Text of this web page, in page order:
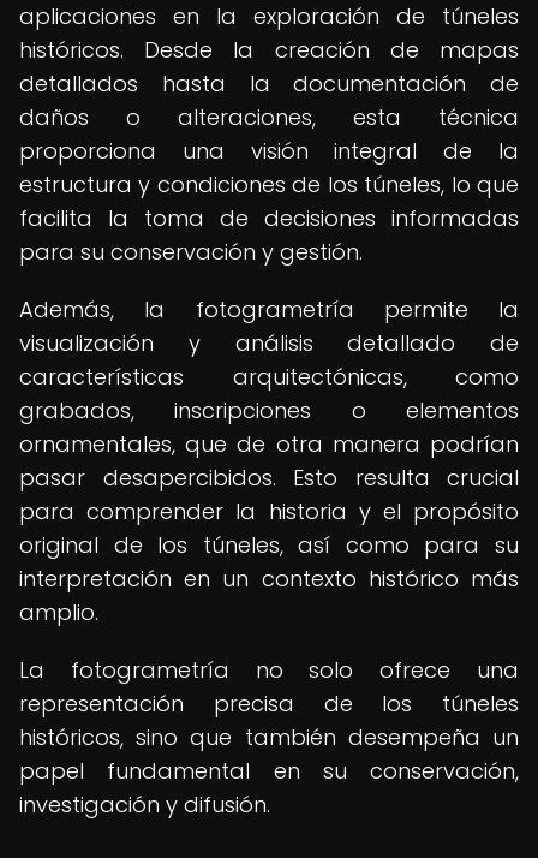
aplicaciones en la exploración de túneles
históricos. Desde la creación de mapas
detallados hasta la documentación de
daños o alteraciones, esta técnica
proporciona una visión integral de la
estructura y condiciones de los túneles, lo que
facilita la toma de decisiones informadas
para su conservación y gestión.
Además, la fotogrametría permite la
visualización y análisis detallado de
características arquitectónicas, como
grabados, inscripciones o elementos
ornamentales, que de otra manera podrían
pasar desapercibidos. Esto resulta crucial
para comprender la historia y el propósito
original de los túneles, así como para su
interpretación en un contexto histórico más
amplio.
La fotogrametría no solo ofrece una
representación precisa de los túneles
históricos, sino que también desempeña un
papel fundamental en su conservación,
investigación y difusión.